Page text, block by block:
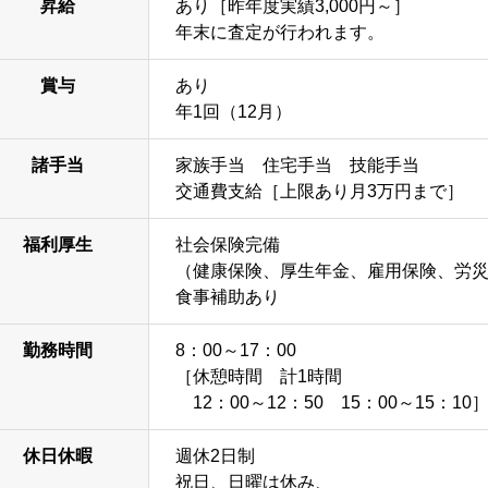
昇給
あり［昨年度実績3,000円～］
年末に査定が行われます。
賞与
あり
年1回（12月）
諸手当
家族手当 住宅手当 技能手当
交通費支給［上限あり月3万円まで］
福利厚生
社会保険完備
（健康保険、厚生年金、雇用保険、労災
食事補助あり
勤務時間
8：00～17：00
［休憩時間 計1時間
12：00～12：50 15：00～15：10］
休日休暇
週休2日制
祝日、日曜は休み、